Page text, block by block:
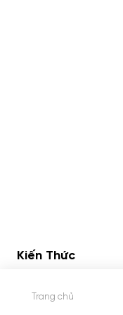
Kiến Thức
Trang chủ